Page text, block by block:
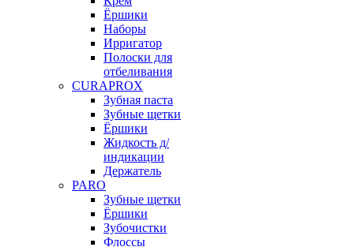
Ёршики
Наборы
Ирригатор
Полоски для
отбеливания
CURAPROX
Зубная паста
Зубные щетки
Ёршики
Жидкость д/
индикации
Держатель
PARO
Зубные щетки
Ёршики
Зубочистки
Флоссы